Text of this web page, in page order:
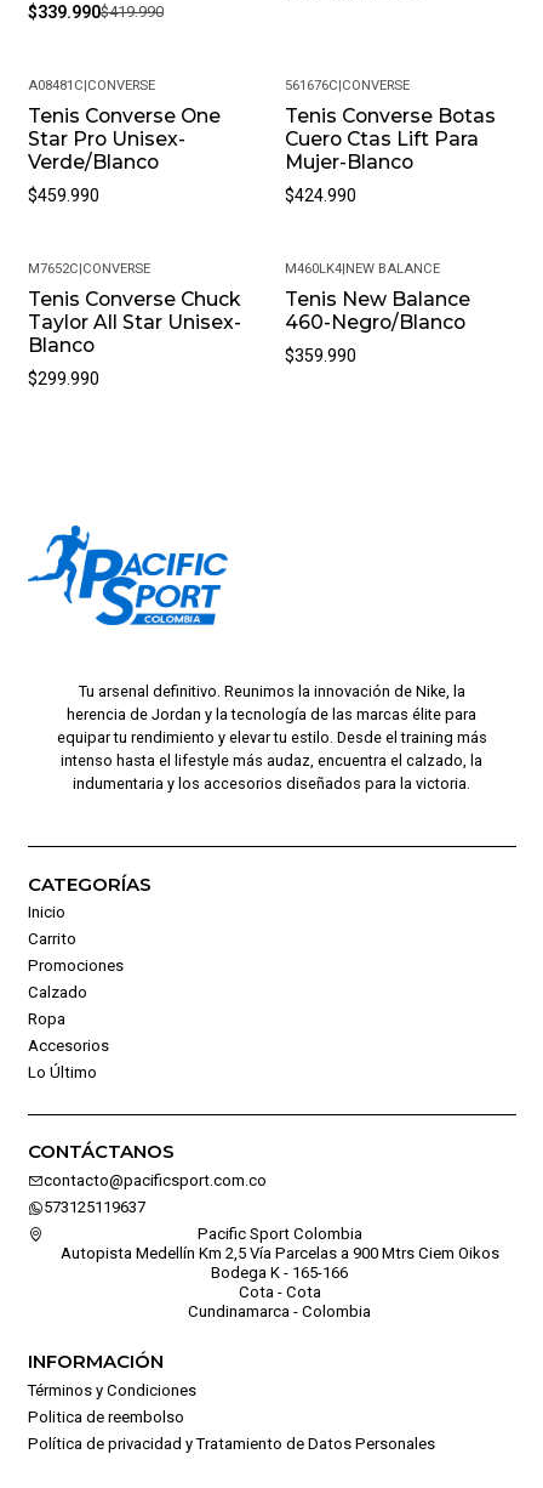
$339.990$419.990
A08481C|CONVERSE
Tenis Converse One
Star Pro Unisex-
Verde/Blanco
$459.990
561676C|CONVERSE
Tenis Converse Botas
Cuero Ctas Lift Para
Mujer-Blanco
$424.990
M7652C|CONVERSE
Tenis Converse Chuck
Taylor All Star Unisex-
Blanco
$299.990
M460LK4|NEW BALANCE
Tenis New Balance
460-Negro/Blanco
$359.990
Tu arsenal definitivo. Reunimos la innovación de Nike, la
herencia de Jordan y la tecnología de las marcas élite para
equipar tu rendimiento y elevar tu estilo. Desde el training más
intenso hasta el lifestyle más audaz, encuentra el calzado, la
indumentaria y los accesorios diseñados para la victoria.
CATEGORÍAS
Inicio
Carrito
Promociones
Calzado
Ropa
Accesorios
Lo Último
CONTÁCTANOS
contacto@pacificsport.com.co
573125119637
Pacific Sport Colombia
Autopista Medellín Km 2,5 Vía Parcelas a 900 Mtrs Ciem Oikos
Bodega K - 165-166
Cota - Cota
Cundinamarca - Colombia
INFORMACIÓN
Términos y Condiciones
Politica de reembolso
Política de privacidad y Tratamiento de Datos Personales